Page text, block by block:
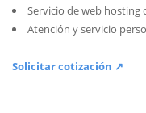
Servicio de web hosting
Atención y servicio
Solicitar cotización ↗